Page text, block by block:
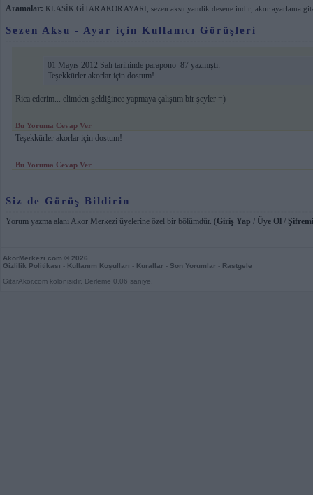
Aramalar: KLASİK GİTAR AKOR AYARI sezen aksu yandik desene indir akor ayarlama
Sezen Aksu - Ayar için Kullanıcı Görüşleri
01 Mayıs 2012 Salı tarihinde parapono_87 yazmıştı:
Teşekkürler akorlar için dostum!
Rica ederim... elimden geldiğince yapmaya çalıştım bir şeyler =)
Bu Yoruma Cevap Ver
Teşekkürler akorlar için dostum!
Bu Yoruma Cevap Ver
Siz de Görüş Bildirin
Yorum yazma alanı Akor Merkezi üyelerine özel bir bölümdür. (Giriş Yap / Üye Ol /
AkorMerkezi.com © 2026
Gizlilik Politikası - Kullanım Koşulları - Kurallar - Son Yorumlar - Rastgele
GitarAkor.com kolonisidir. Derleme 0,06 saniye.